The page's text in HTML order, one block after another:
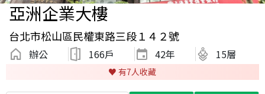
亞洲企業大樓
台北市松山區民權東路三段１４２號
辦公 166戶 42年 15層
♥️ 有7人收藏